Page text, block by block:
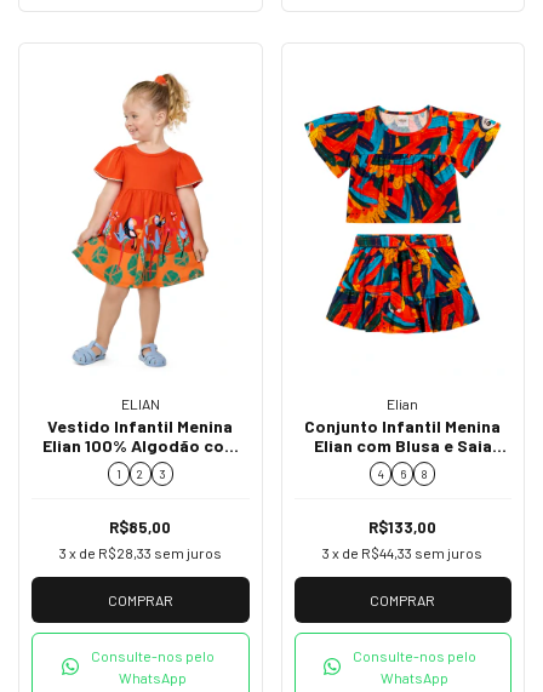
ELIAN
Vestido Infantil Menina
Elian 100% Algodão com
Estampa de Tucanos
232359
1 2 3
R$85,00
3 x de R$28,33 sem juros
COMPRAR
Consulte-nos pelo
WhatsApp
Elian
Conjunto Infantil Menina
Elian com Blusa e Saia
Estampada 232375
4 6 8
R$133,00
3 x de R$44,33 sem juros
COMPRAR
Consulte-nos pelo
WhatsApp